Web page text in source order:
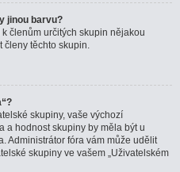
jinou barvu?
členům určitých skupin nějakou
členy těchto skupin.
skupiny, vaše výchozí
a hodnost skupiny by měla být u
Administrátor fóra vám může udělit
skupiny ve vašem „Uživatelském